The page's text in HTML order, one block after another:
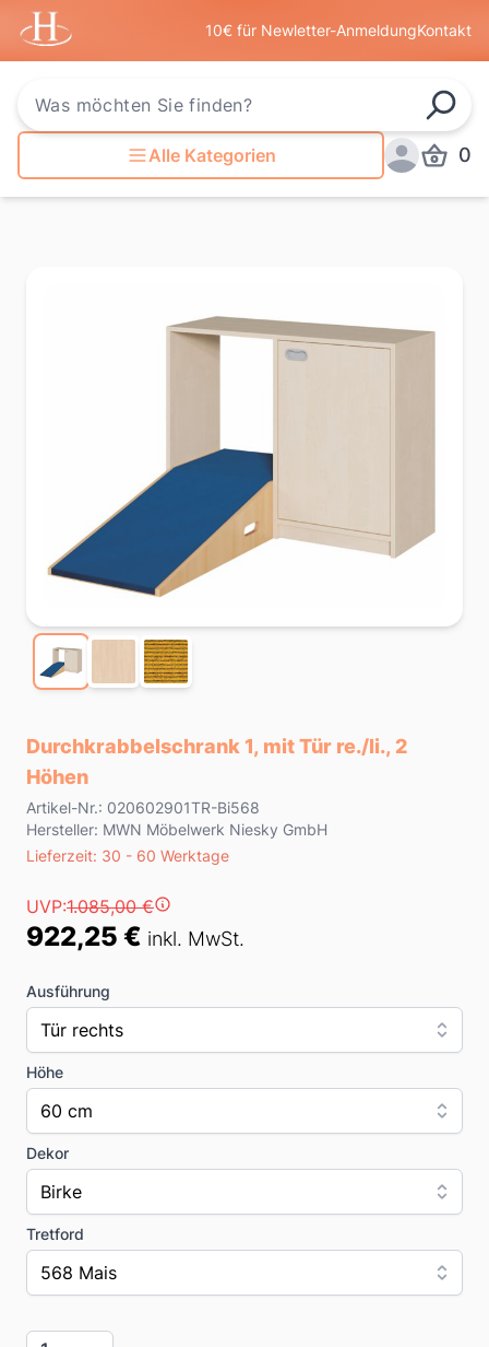
Startseite
10€ für Newletter-AnmeldungKontakt
Alle Kategorien
0
Durchkrabbelschrank 1, mit Tür re./li., 2
Höhen
Product information
Artikel-Nr.: 020602901TR-Bi568
Hersteller: MWN Möbelwerk Niesky GmbH
Lieferzeit
Lieferzeit: 30 - 60 Werktage
Preis
UVP:1.085,00 €
922,25 € inkl. MwSt.
Ausführung
Tür rechts
Höhe
60 cm
Dekor
Birke
Tretford
568 Mais
Menge